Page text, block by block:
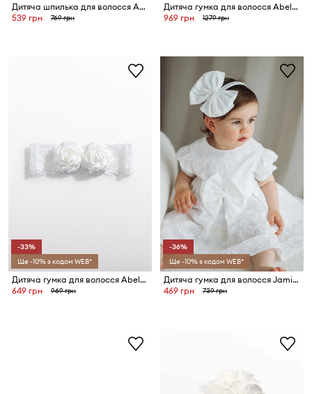
Дитяча шпилька для волосся Abel&Lula
539 грн
769 грн
Дитяча гумка для волосся Abel&Lula
969 грн
1279 грн
-33%
Ще -10% з кодом WEB*
Дитяча гумка для волосся Abel&Lula
649 грн
969 грн
-36%
Ще -10% з кодом WEB*
Дитяча гумка для волосся Jamiks HERVIA
469 грн
739 грн